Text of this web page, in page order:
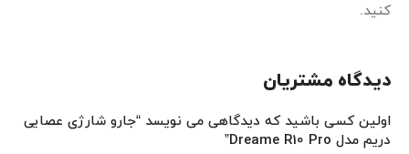
کنید.
دیدگاه مشتریان
اولین کسی باشید که دیدگاهی می نویسد “جارو شارژی عصایی
دریم مدل Dreame R10 Pro”